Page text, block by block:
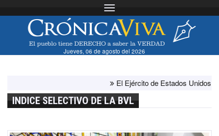
Toggle navigation
Jueves, 06 de agosto del 2026
El Ejército de Estados Unidos ha
INDICE SELECTIVO DE LA BVL